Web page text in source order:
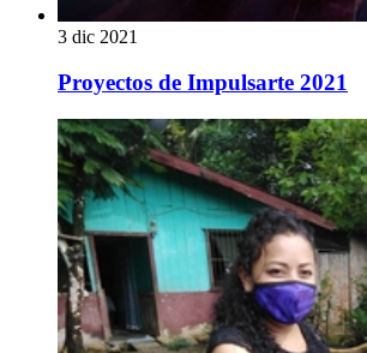
3 dic 2021
Proyectos de Impulsarte 2021